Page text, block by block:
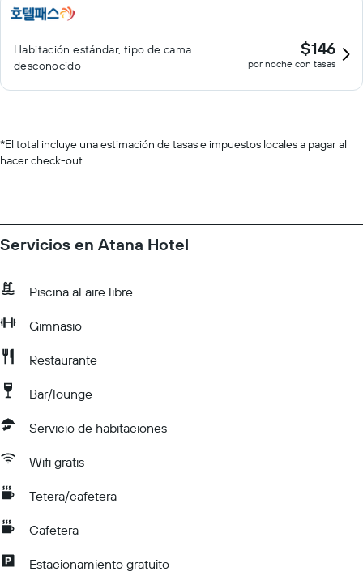
Habitación estándar, tipo de cama
desconocido
$146
por noche con tasas
*El total incluye una estimación de tasas e impuestos locales a pagar al
hacer check-out.
Servicios en Atana Hotel
Piscina al aire libre
Gimnasio
Restaurante
Bar/lounge
Servicio de habitaciones
Wifi gratis
Tetera/cafetera
Cafetera
Estacionamiento gratuito